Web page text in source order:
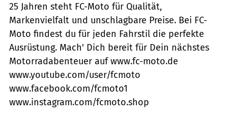
25 Jahren steht FC-Moto für Qualität,
Markenvielfalt und unschlagbare Preise. Bei FC-
Moto findest du für jeden Fahrstil die perfekte
Ausrüstung. Mach' Dich bereit für Dein nächstes
Motorradabenteuer auf www.fc-moto.de
www.youtube.com/user/fcmoto
www.facebook.com/fcmoto1
www.instagram.com/fcmoto.shop